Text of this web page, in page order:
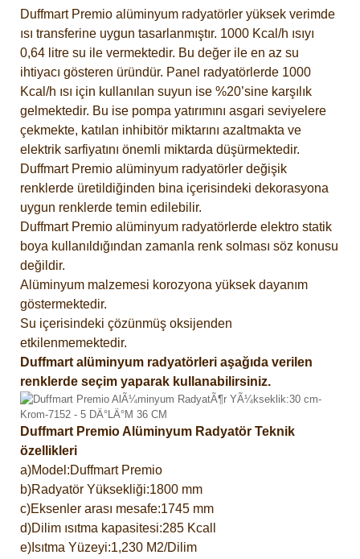
Duffmart Premio alüminyum radyatörler yüksek verimde
ısı transferine uygun tasarlanmıştır. 1000 Kcal/h ısıyı
0,64 litre su ile vermektedir. Bu değer ile en az su
ihtiyacı gösteren üründür. Panel radyatörlerde 1000
Kcal/h ısı için kullanılan suyun ise %20’sine karşılık
gelmektedir. Bu ise pompa yatırımını asgari seviyelere
çekmekte, katılan inhibitör miktarını azaltmakta ve
elektrik sarfiyatını önemli miktarda düşürmektedir.
Duffmart Premio alüminyum radyatörler değişik
renklerde üretildiğinden bina içerisindeki dekorasyona
uygun renklerde temin edilebilir.
Duffmart Premio alüminyum radyatörlerde elektro statik
boya kullanıldığından zamanla renk solması söz konusu
değildir.
Alüminyum malzemesi korozyona yüksek dayanım
göstermektedir.
Su içerisindeki çözünmüş oksijenden
etkilenmemektedir.
Duffmart alüminyum radyatörleri aşağıda verilen
renklerde seçim yaparak kullanabilirsiniz.
Duffmart Premio Alüminyum Radyatör Teknik
özellikleri
a)Model:Duffmart Premio
b)Radyatör Yüksekliği:1800 mm
c)Eksenler arası mesafe:1745 mm
d)Dilim ısıtma kapasitesi:285 Kcall
e)Isıtma Yüzeyi:1,230 M2/Dilim